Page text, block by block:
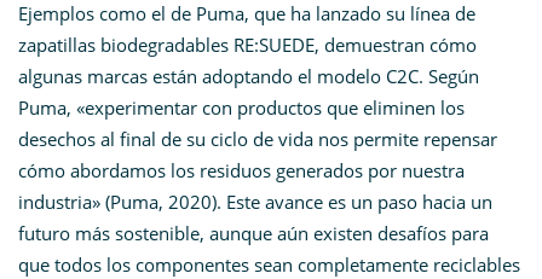
Ejemplos como el de Puma, que ha lanzado su línea de
zapatillas biodegradables RE:SUEDE, demuestran cómo
algunas marcas están adoptando el modelo C2C. Según
Puma, «experimentar con productos que eliminen los
desechos al final de su ciclo de vida nos permite repensar
cómo abordamos los residuos generados por nuestra
industria» (Puma, 2020)​. Este avance es un paso hacia un
futuro más sostenible, aunque aún existen desafíos para
que todos los componentes sean completamente reciclables